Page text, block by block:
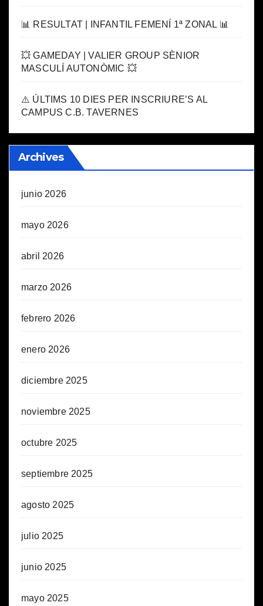
📊 RESULTAT | INFANTIL FEMENÍ 1ª ZONAL 📊
💥 GAMEDAY | VALIER GROUP SÈNIOR
MASCULÍ AUTONÒMIC 💥
⚠️ ÚLTIMS 10 DIES PER INSCRIURE’S AL
CAMPUS C.B. TAVERNES
Archives
junio 2026
mayo 2026
abril 2026
marzo 2026
febrero 2026
enero 2026
diciembre 2025
noviembre 2025
octubre 2025
septiembre 2025
agosto 2025
julio 2025
junio 2025
mayo 2025